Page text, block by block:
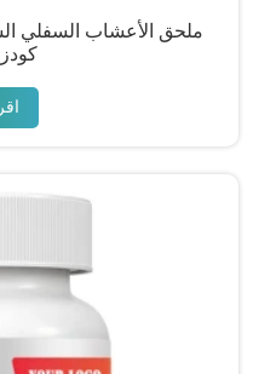
ملحق الأعشاب السفلي